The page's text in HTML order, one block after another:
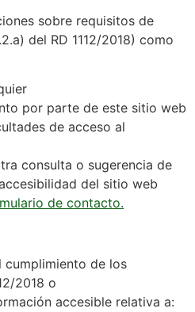
sobre requisitos de
del RD 1112/2018) como
por parte de este sitio web
de acceso al
consulta o sugerencia de
del sitio web
de contacto.
cumplimiento de los
2018 o
accesible relativa a: